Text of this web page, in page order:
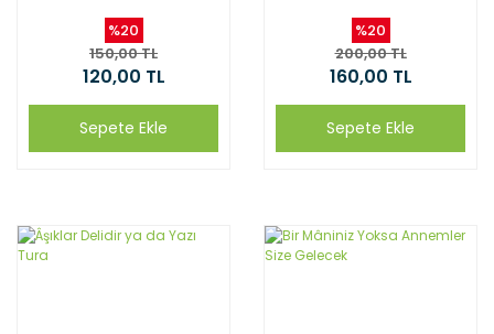
%20
150,00 TL
120,00 TL
Sepete Ekle
%20
200,00 TL
160,00 TL
Sepete Ekle